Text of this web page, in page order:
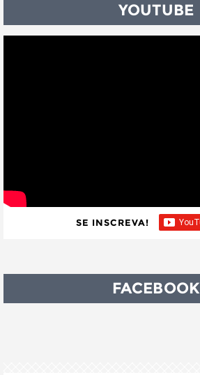
YOUTUBE
SE INSCREVA!
FACEBOOK